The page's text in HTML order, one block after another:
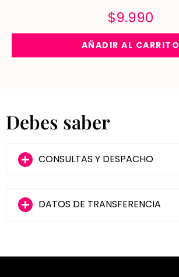
$9.990
AÑADIR AL CARRITO
Debes saber
CONSULTAS Y DESPACHO
DATOS DE TRANSFERENCIA